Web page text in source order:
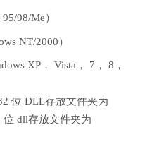
98/Me）
NT/2000）
XP， Vista， 7， 8，
位 DLL存放文件夹为
位 dll存放文件夹为